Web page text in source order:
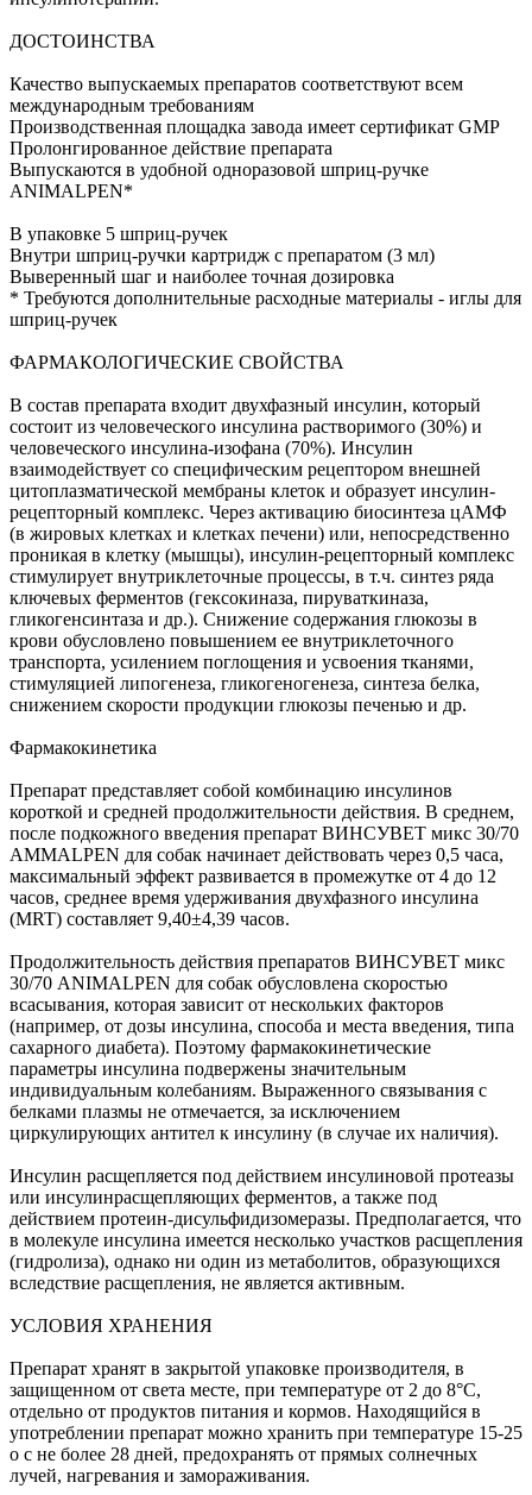
ДОСТОИНСТВА
Качество выпускаемых препаратов соответствуют всем
международным требованиям
Производственная площадка завода имеет сертификат GMP
Пролонгированное действие препарата
Выпускаются в удобной одноразовой шприц-ручке
ANIMALPEN*
В упаковке 5 шприц-ручек
Внутри шприц-ручки картридж с препаратом (3 мл)
Выверенный шаг и наиболее точная дозировка
* Требуются дополнительные расходные материалы - иглы для
шприц-ручек
ФАРМАКОЛОГИЧЕСКИЕ СВОЙСТВА
В состав препарата входит двухфазный инсулин, который
состоит из человеческого инсулина растворимого (30%) и
человеческого инсулина-изофана (70%). Инсулин
взаимодействует со специфическим рецептором внешней
цитоплазматической мембраны клеток и образует инсулин-
рецепторный комплекс. Через активацию биосинтеза цАМФ
(в жировых клетках и клетках печени) или, непосредственно
проникая в клетку (мышцы), инсулин-рецепторный комплекс
стимулирует внутриклеточные процессы, в т.ч. синтез ряда
ключевых ферментов (гексокиназа, пируваткиназа,
гликогенсинтаза и др.). Снижение содержания глюкозы в
крови обусловлено повышением ее внутриклеточного
транспорта, усилением поглощения и усвоения тканями,
стимуляцией липогенеза, гликогеногенеза, синтеза белка,
снижением скорости продукции глюкозы печенью и др.
Фармакокинетика
Препарат представляет собой комбинацию инсулинов
короткой и средней продолжительности действия. В среднем,
после подкожного введения препарат ВИНСУВЕТ микс 30/70
AMMALPEN для собак начинает действовать через 0,5 часа,
максимальный эффект развивается в промежутке от 4 до 12
часов, среднее время удерживания двухфазного инсулина
(MRT) составляет 9,40±4,39 часов.
Продолжительность действия препаратов ВИНСУВЕТ микс
30/70 ANIMALPEN для собак обусловлена скоростью
всасывания, которая зависит от нескольких факторов
(например, от дозы инсулина, способа и места введения, типа
сахарного диабета). Поэтому фармакокинетические
параметры инсулина подвержены значительным
индивидуальным колебаниям. Выраженного связывания с
белками плазмы не отмечается, за исключением
циркулирующих антител к инсулину (в случае их наличия).
Инсулин расщепляется под действием инсулиновой протеазы
или инсулинрасщепляющих ферментов, а также под
действием протеин-дисульфидизомеразы. Предполагается, что
в молекуле инсулина имеется несколько участков расщепления
(гидролиза), однако ни один из метаболитов, образующихся
вследствие расщепления, не является активным.
УСЛОВИЯ ХРАНЕНИЯ
Препарат хранят в закрытой упаковке производителя, в
защищенном от света месте, при температуре от 2 до 8°С,
отдельно от продуктов питания и кормов. Находящийся в
употреблении препарат можно хранить при температуре 15-25
о с не более 28 дней, предохранять от прямых солнечных
лучей, нагревания и замораживания.